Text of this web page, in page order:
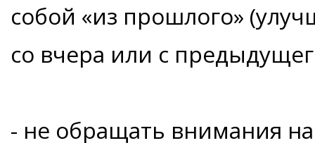
собой «из прошлого»
со вчера или с
- не обращать внимания